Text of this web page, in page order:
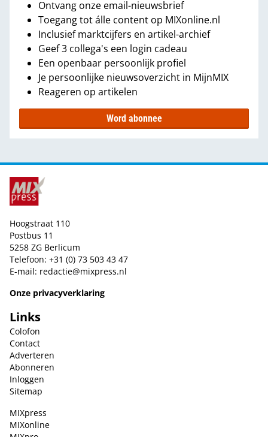
Ontvang onze email-nieuwsbrief
Toegang tot álle content op MIXonline.nl
Inclusief marktcijfers en artikel-archief
Geef 3 collega's een login cadeau
Een openbaar persoonlijk profiel
Je persoonlijke nieuwsoverzicht in MijnMIX
Reageren op artikelen
Word abonnee
Hoogstraat 110
Postbus 11
5258 ZG Berlicum
Telefoon: +31 (0) 73 503 43 47
E-mail: redactie@mixpress.nl
Onze privacyverklaring
Links
Colofon
Contact
Adverteren
Abonneren
Inloggen
Sitemap
MIXpress
MIXonline